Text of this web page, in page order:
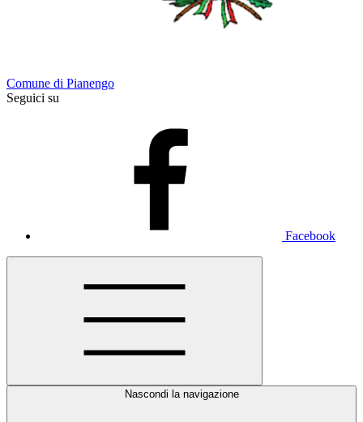
Comune di Pianengo
Seguici su
Facebook
Nascondi la navigazione